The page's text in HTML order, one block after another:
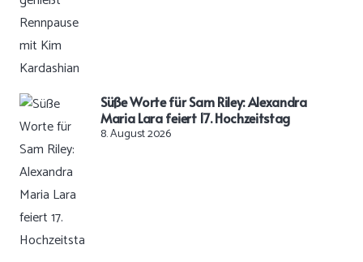
Süße Worte für Sam Riley: Alexandra
Maria Lara feiert 17. Hochzeitstag
8. August 2026